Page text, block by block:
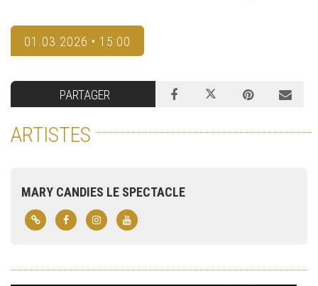
01.03.2026 • 15:00
PARTAGER
ARTISTES
MARY CANDIES LE SPECTACLE